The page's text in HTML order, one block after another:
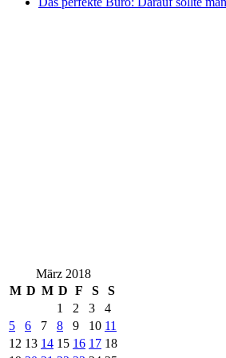
März 2018
M D M D F S
S
1
2 3
4
5
6 7 8 9 10 11
12 13 14 15 16 17 18